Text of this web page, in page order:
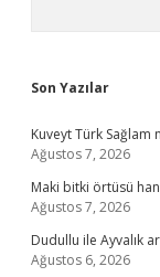
Son Yazılar
Kuveyt Türk Sağlam
Ağustos 7, 2026
Maki bitki örtüsü
Ağustos 7, 2026
Dudullu ile Ayvalık
Ağustos 6, 2026